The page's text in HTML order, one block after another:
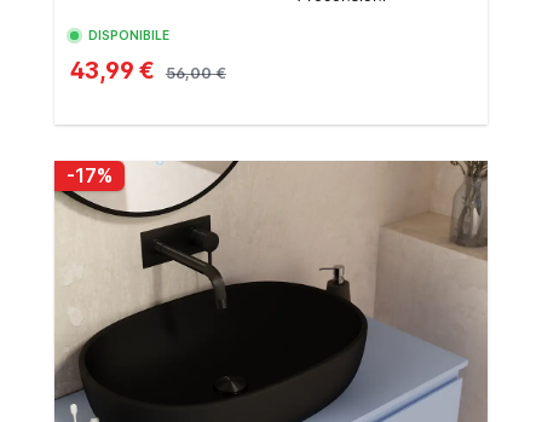
DISPONIBILE
43,99 € 56,00 €
-17%